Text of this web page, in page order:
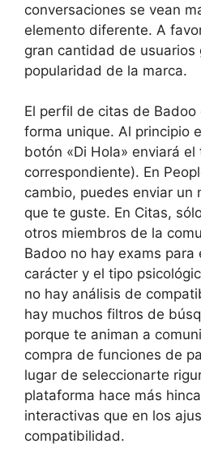
conversaciones se vean
elemento diferente. A
gran cantidad de usuarios
popularidad de la marca.
El perfil de citas de
forma unique. Al principio
botón «Di Hola» enviará el
correspondiente). En
cambio, puedes enviar un
que te guste. En Citas,
otros miembros de la
Badoo no hay exams para
carácter y el tipo
no hay análisis de
hay muchos filtros de
porque te animan a
compra de funciones de
lugar de seleccionarte
plataforma hace más
interactivas que en los
compatibilidad.